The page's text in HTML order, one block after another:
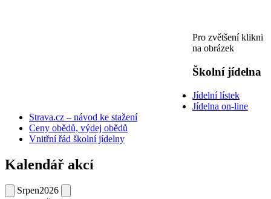
Pro zvětšení klikni
na obrázek
Školní jídelna
Jídelní lístek
Jídelna on-line
Strava.cz – návod ke stažení
Ceny obědů, výdej obědů
Vnitřní řád školní jídelny
Kalendář akcí
Srpen2026